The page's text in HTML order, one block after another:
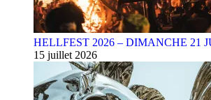
HELLFEST 2026 – DIMANCHE 21
15 juillet 2026